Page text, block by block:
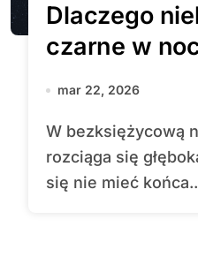
Dlaczego
czarne w
mar 22, 2026
W bezksiężycową noc nad głowami
rozciąga się
się nie mieć